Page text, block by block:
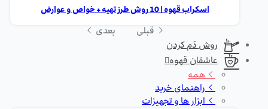
اسکراب قهوه | 10 روش طرز تهیه + خواص و عوارض
قبلی
بعدی
روش دَم کردن
عاشقان قهوه
همه
راهنمای خرید
ابزار ها و تجهیزات